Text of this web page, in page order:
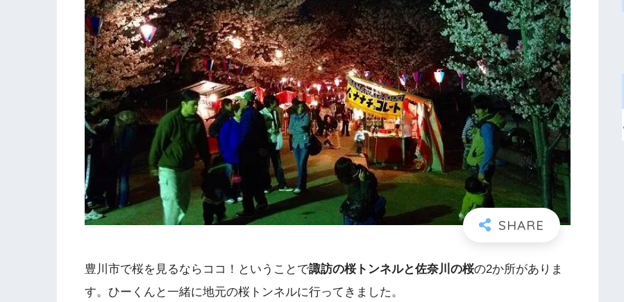
豊川市で桜を見るならココ！ということで諏訪の桜トンネルと佐奈川の桜の2か所がありま
す。ひーくんと一緒に地元の桜トンネルに行ってきました。